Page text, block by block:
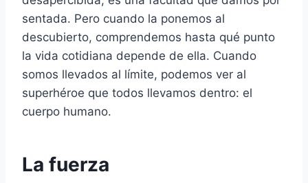
sentada. Pero cuando la ponemos al
descubierto, comprendemos hasta qué punto
la vida cotidiana depende de ella. Cuando
somos llevados al límite, podemos ver al
superhéroe que todos llevamos dentro: el
cuerpo humano.
La fuerza